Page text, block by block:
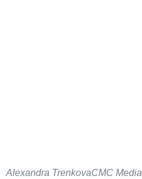
Alexandra TrenkovaCMC Media